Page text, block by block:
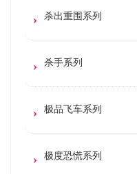
杀出重围系列
杀手系列
极品飞车系列
极度恐慌系列